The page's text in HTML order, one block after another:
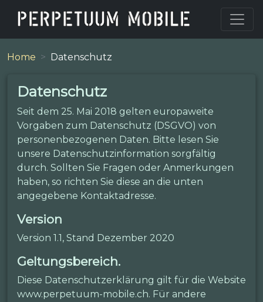
Home Datenschutz
Datenschutz
Seit dem 25. Mai 2018 gelten europaweite
Vorgaben zum Datenschutz (DSGVO) von
personenbezogenen Daten. Bitte lesen Sie
unsere Datenschutzinformation sorgfältig
durch. Sollten Sie Fragen oder Anmerkungen
haben, so richten Sie diese an die unten
angegebene Kontaktadresse.
Version
Version 1.1, Stand Dezember 2020
Geltungsbereich.
Diese Datenschutzerklärung gilt für die Website
www.perpetuum-mobile.ch. Für andere